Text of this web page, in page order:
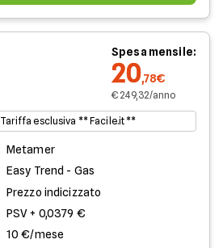
Spesa mensile:
20,78€
€ 249,32/anno
Tariffa esclusiva ** Facile.it **
Metamer
Easy Trend - Gas
Prezzo indicizzato
PSV + 0,0379 €
10 €/mese